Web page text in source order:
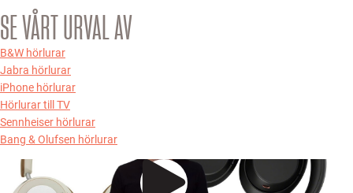
SE VÅRT URVAL AV
B&W hörlurar
Jabra hörlurar
iPhone hörlurar
Hörlurar till TV
Sennheiser hörlurar
Bang & Olufsen hörlurar